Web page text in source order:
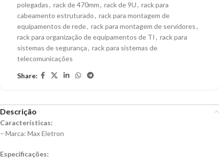
polegadas, rack de 470mm, rack de 9U, rack para
cabeamento estruturado, rack para montagem de
equipamentos de rede, rack para montagem de servidores,
rack para organização de equipamentos de TI , rack para
sistemas de segurança, rack para sistemas de
telecomunicações
Share:
Descrição
Características:
– Marca: Max Eletron
Especificações: